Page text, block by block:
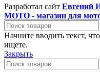
Разработал сайт Евгений
МОТО - магазин для
Начните вводить текст,
ищете.
Закрыть